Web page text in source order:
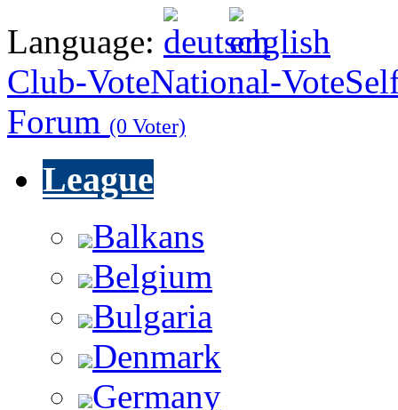
Language:
Club-VoteNational-Vote
Forum (0 Voter)
League
Balkans
Belgium
Bulgaria
Denmark
Germany